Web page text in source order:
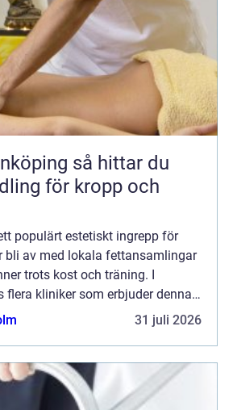
så hittar du
för kropp och
populärt estetiskt ingrepp för
bli av med lokala fettansamlingar
trots kost och träning. I
flera kliniker som erbjuder denna
brett ...
31 juli 2026